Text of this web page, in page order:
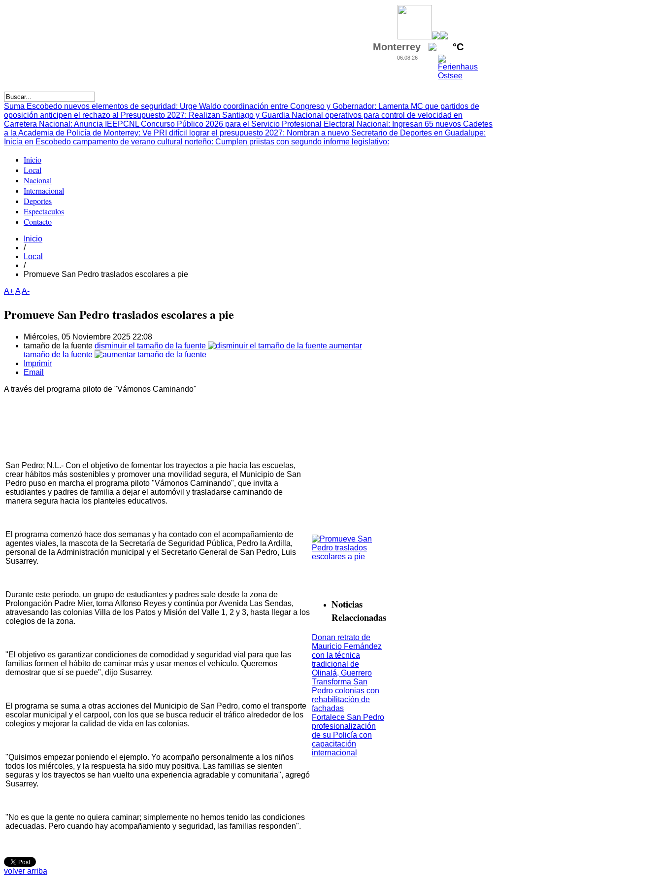
Monterrey °C
06.08.26
Suma Escobedo nuevos elementos de seguridad: Urge Waldo coordinación entre Congreso y Gobernador: Lamenta MC que partidos de
oposición anticipen el rechazo al Presupuesto 2027: Realizan Santiago y Guardia Nacional operativos para control de velocidad en
Carretera Nacional : Anuncia IEEPCNL Concurso Público 2026 para el Servicio Profesional Electoral Nacional : Ingresan 65 nuevos Cadetes
a la Academia de Policía de Monterrey: Ve PRI difícil lograr el presupuesto 2027: Nombran a nuevo Secretario de Deportes en Guadalupe:
Inicia en Escobedo campamento de verano cultural norteño: Cumplen priistas con segundo informe legislativo:
Inicio
Local
Nacional
Internacional
Deportes
Espectaculos
Contacto
Inicio
/
Local
/
Promueve San Pedro traslados escolares a pie
A+AA-
Promueve San Pedro traslados escolares a pie
Miércoles, 05 Noviembre 2025 22:08
tamaño de la fuente disminuir el tamaño de la fuente
aumentar
tamaño de la fuente
Imprimir
Email
A través del programa piloto de "Vámonos Caminando"
San Pedro; N.L.- Con el objetivo de fomentar los trayectos a pie hacia las escuelas,
crear hábitos más sostenibles y promover una movilidad segura, el Municipio de San
Pedro puso en marcha el programa piloto "Vámonos Caminando", que invita a
estudiantes y padres de familia a dejar el automóvil y trasladarse caminando de
manera segura hacia los planteles educativos.
El programa comenzó hace dos semanas y ha contado con el acompañamiento de
agentes viales, la mascota de la Secretaría de Seguridad Pública, Pedro la Ardilla,
personal de la Administración municipal y el Secretario General de San Pedro, Luis
Susarrey.
Durante este periodo, un grupo de estudiantes y padres sale desde la zona de
Prolongación Padre Mier, toma Alfonso Reyes y continúa por Avenida Las Sendas,
atravesando las colonias Villa de los Patos y Misión del Valle 1, 2 y 3, hasta llegar a los
colegios de la zona.
"El objetivo es garantizar condiciones de comodidad y seguridad vial para que las
familias formen el hábito de caminar más y usar menos el vehículo. Queremos
demostrar que sí se puede", dijo Susarrey.
El programa se suma a otras acciones del Municipio de San Pedro, como el transporte
escolar municipal y el carpool, con los que se busca reducir el tráfico alrededor de los
colegios y mejorar la calidad de vida en las colonias.
"Quisimos empezar poniendo el ejemplo. Yo acompaño personalmente a los niños
todos los miércoles, y la respuesta ha sido muy positiva. Las familias se sienten
seguras y los trayectos se han vuelto una experiencia agradable y comunitaria", agregó
Susarrey.
"No es que la gente no quiera caminar; simplemente no hemos tenido las condiciones
adecuadas. Pero cuando hay acompañamiento y seguridad, las familias responden".
Noticias
Relaccionadas
Donan retrato de
Mauricio Fernández
con la técnica
tradicional de
Olinalá, Guerrero
Transforma San
Pedro colonias con
rehabilitación de
fachadas
Fortalece San Pedro
profesionalización
de su Policía con
capacitación
internacional
volver arriba